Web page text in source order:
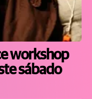
workshop
sábado